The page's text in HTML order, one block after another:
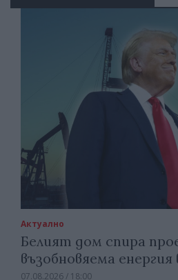
Актуално
Белият дом спира
възобновяема
07.08.2026 / 18:00